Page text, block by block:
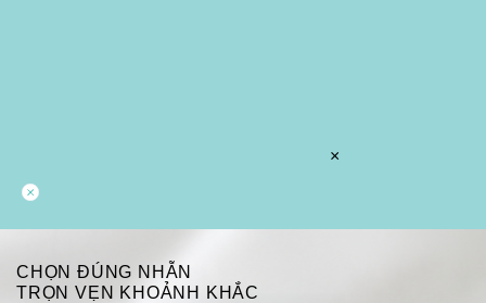
×
CHỌN ĐÚNG NHẪN
TRỌN VẸN KHOẢNH KHẮC